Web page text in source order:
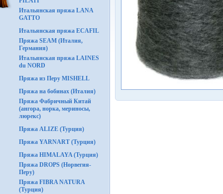
Итальянская пряжа LANA
GATTO
Итальянская пряжа ECAFIL
Пряжа SEAM (Италия,
Германия)
Итальянская пряжа LAINES
du NORD
Пряжа из Перу MISHELL
Пряжа на бобинах (Италия)
Пряжа Фабричный Китай
(ангора, норка, мериносы,
люрекс)
Пряжа ALIZE (Турция)
Пряжа YARNART (Турция)
Пряжа HIMALAYA (Турция)
Пряжа DROPS (Норвегия-
Перу)
Пряжа FIBRA NATURA
(Турция)